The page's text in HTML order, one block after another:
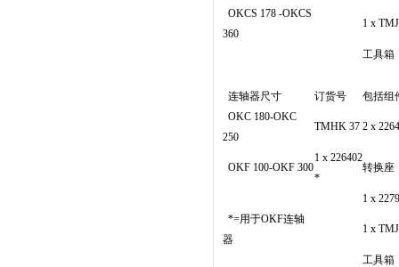
OKCS 178 -OKCS
360
1 x
工具箱
连轴器尺寸 订货号
包括组
OKC 180-OKC
250
TMHK 37 2 x
OKF 100-OKF 300
1 x 226402
*
转换座
1 x
*=用于OKF连轴
器
1 x
工具箱